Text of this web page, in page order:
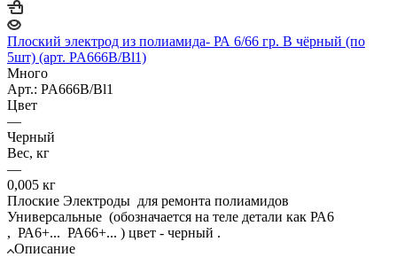
Плоский электрод из полиамида- РА 6/66 гр. В чёрный (по
5шт) (арт. PA666B/Bl1)
Много
Арт.: PA666B/Bl1
Цвет
—
Черный
Вес, кг
—
0,005 кг
Плоские Электроды для ремонта полиамидов
Универсальные (обозначается на теле детали как РА6
, РА6+... РА66+... ) цвет - черный .
Описание